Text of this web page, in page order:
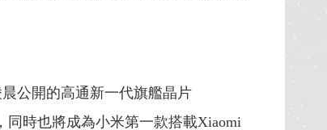
公開的高通新一代旗艦晶片
同時也將成為小米第一款搭載Xiaomi